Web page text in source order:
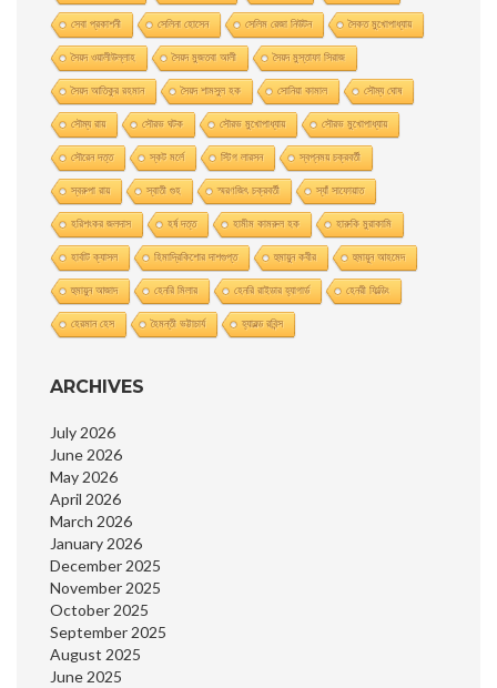
সেবা প্রকাশনী সেলিনা হােসেন সেলিম রেজা নিউটন সৈকত মুখোপাধ্যায়
সৈয়দ ওয়ালীউল্লাহ সৈয়দ মুজতবা আলী সৈয়দ মুস্তাফা সিরাজ
সৈয়দ আতিকুর রহমান সৈয়দ শামসুল হক সোনিয়া কামাল সৌম্য ঘােষ
সৌম্য রায় সৌরভ ঘটক সৌরভ মুখােপাধ্যায় সৌরভ মুখোপাধ্যায়
সৌরেন দত্ত স্কট মর্লে স্টিগ লারসন স্বপ্নময় চক্রবর্তী
স্বরুপা রায় স্বাতী গুহ স্মরণজিৎ চক্রবর্তী স্যাঁ সাফোয়াত
হরিশংকর জলদাস হর্ষ দত্ত হামীম কামরুল হক হারুকি মুরাকামি
হার্বাট ক্যাসল হিমাদ্রিকিশাের দাশগুপ্ত হুমায়ুন কবীর হুমায়ূন আহমেদ
হুমায়ুন আজাদ হেনরি মিলার হেনরি রাইডার হ্যাগার্ড হেনরী ফিল্ডিং
হেরমান হেস হৈমন্তী ভট্টাচার্য হ্যারল্ড রবিন্স
ARCHIVES
July 2026
June 2026
May 2026
April 2026
March 2026
January 2026
December 2025
November 2025
October 2025
September 2025
August 2025
June 2025